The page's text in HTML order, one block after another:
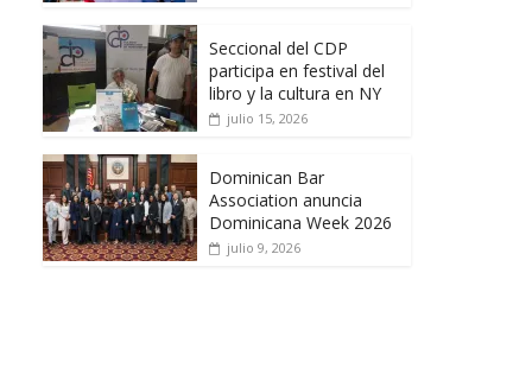
Seccional del CDP
participa en festival del
libro y la cultura en NY
julio 15, 2026
Dominican Bar
Association anuncia
Dominicana Week 2026
julio 9, 2026